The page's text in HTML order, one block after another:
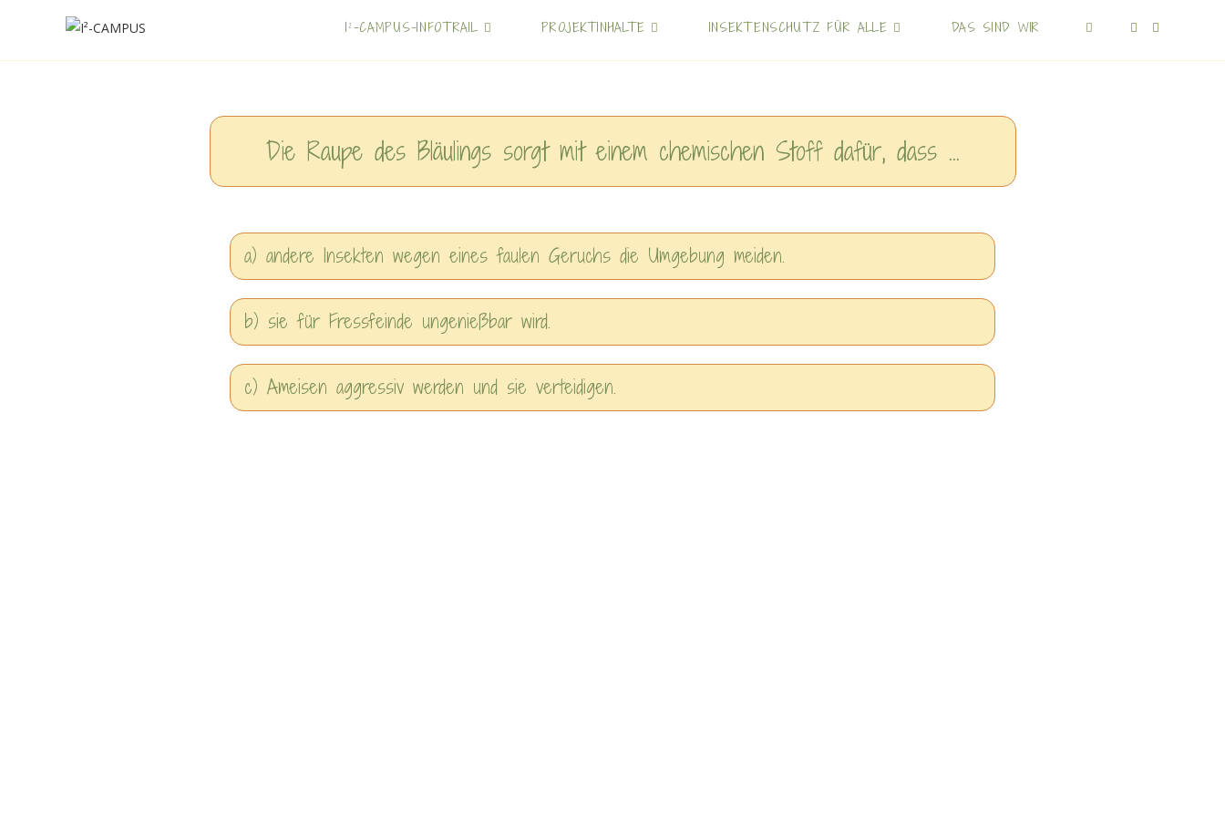
I²-CAMPUS-INFOTRAIL PROJEKTINHALTE INSEKTENSCHUTZ FÜR ALLE DAS SIND WIR
Die Raupe des Bläulings sorgt mit einem chemischen Stoff dafür, dass ...
a) andere Insekten wegen eines faulen Geruchs die Umgebung meiden.
b) sie für Fressfeinde ungenießbar wird.
c) Ameisen aggressiv werden und sie verteidigen.